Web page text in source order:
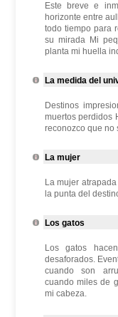
Este breve e
horizonte entre
todo tiempo para
su mirada Mi
planta mi huella
La medida del
Destinos
muertos perdidos
reconozco que no
La mujer
La mujer
la punta del
Los gatos
Los gatos
desaforados.
cuando son
cuando miles de
mi cabeza.